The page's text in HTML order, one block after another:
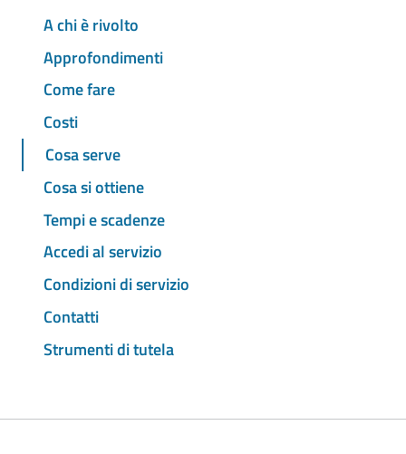
A chi è rivolto
Approfondimenti
Come fare
Costi
Cosa serve
Cosa si ottiene
Tempi e scadenze
Accedi al servizio
Condizioni di servizio
Contatti
Strumenti di tutela